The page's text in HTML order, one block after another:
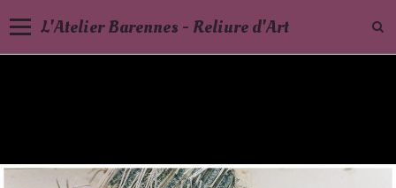
L'Atelier Barennes - Reliure d'Art